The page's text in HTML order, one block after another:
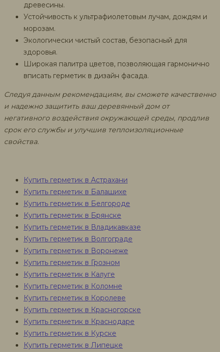
древесины.
Устойчивость к ультрафиолетовым лучам, дождям и
морозам.
Экологически чистый состав, безопасный для
здоровья.
Широкая палитра цветов, позволяющая гармонично
вписать герметик в дизайн фасада.
Следуя данным рекомендациям, вы сможете качественно
и надежно защитить ваш деревянный дом от
негативного воздействия окружающей среды, продлив
срок его службы и улучшив теплоизоляционные
свойства.
Купить герметик в Астрахани
Купить герметик в Балашихе
Купить герметик в Белгороде
Купить герметик в Брянске
Купить герметик в Владикавказе
Купить герметик в Волгограде
Купить герметик в Воронеже
Купить герметик в Грозном
Купить герметик в Калуге
Купить герметик в Коломне
Купить герметик в Королеве
Купить герметик в Красногорске
Купить герметик в Краснодаре
Купить герметик в Курске
Купить герметик в Липецке